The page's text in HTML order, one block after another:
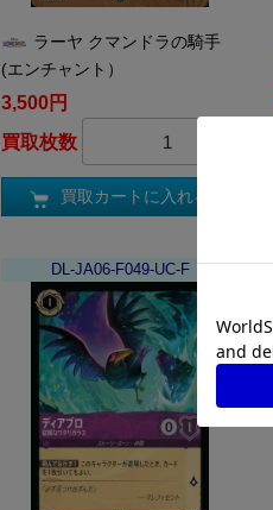
ラーヤ クマンドラの騎手
(エンチャント）
3,500円
買取枚数
買取カートに入れる
DL-JA06-F049-UC-F